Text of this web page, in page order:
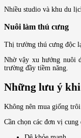
Nhiều studio và khu du
Nuôi làm thú cưng
Thị trường thú cưng độc
Nhờ vậy xu hướng nuôi
trường đầy tiềm năng.
Những lưu ý
Không nên mua giống trôi
Cần chọn các đơn vị